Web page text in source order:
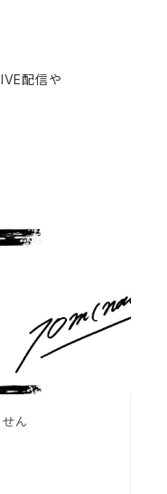
配信や